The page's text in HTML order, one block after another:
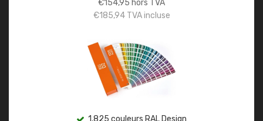
€154,95 hors TVA
€185,94TVA incluse
1.825 couleurs RAL Design